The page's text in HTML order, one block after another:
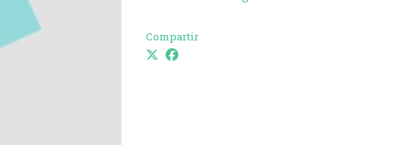
Compartir